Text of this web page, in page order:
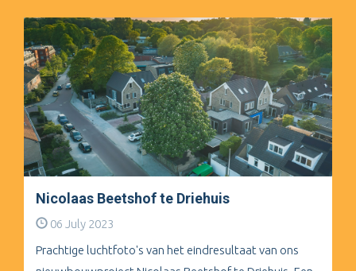
Nicolaas Beetshof te Driehuis
06 July 2023
Prachtige luchtfoto's van het eindresultaat van ons